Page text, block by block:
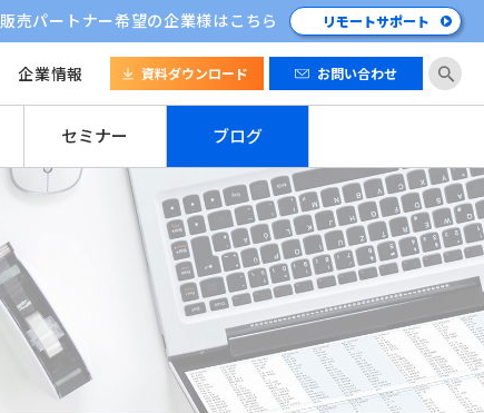
販売パートナー希望の企業様はこちら リモートサポート
企業情報 資料ダウンロード お問い合わせ
セミナー ブログ